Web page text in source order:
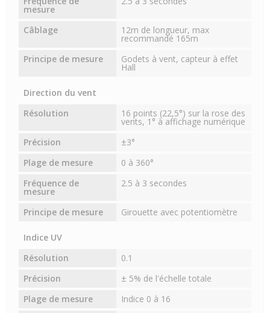
mesure
Câblage 12m de longueur, max
recommandé 165m
Principe de mesure
Godets à vent, capteur à effet
Hall
Direction du vent
Résolution
16 points (22,5°) sur la rose des
vents, 1° à affichage numérique
Précision
±3°
Plage de mesure
0 à 360°
Fréquence de
mesure
2.5 à 3 secondes
Principe de mesure Girouette avec potentiomètre
Indice UV
Résolution
0.1
Précision
± 5% de l'échelle totale
Plage de mesure
Indice 0 à 16